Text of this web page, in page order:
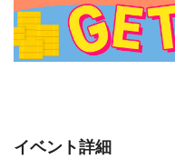
イベント詳細